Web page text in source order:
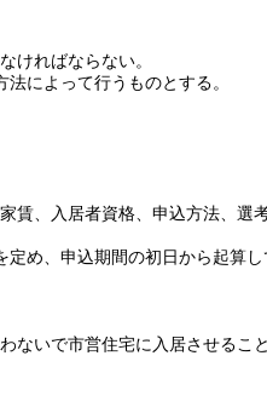
ければならない。
によって行うものとする。
賃、入居者資格、申込方法、選
め、申込期間の初日から起算
ないで市営住宅に入居させること